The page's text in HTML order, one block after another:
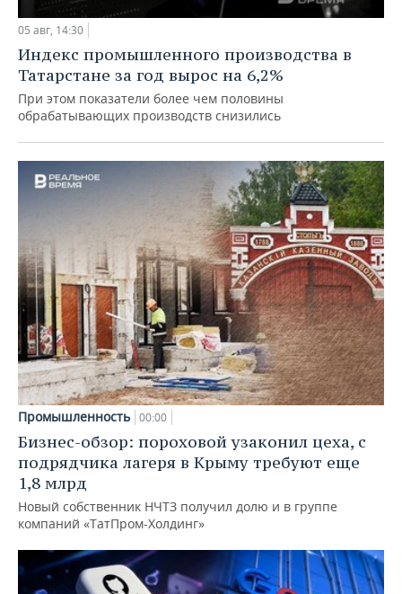
05 авг, 14:30
Индекс промышленного производства в
Татарстане за год вырос на 6,2%
При этом показатели более чем половины
обрабатывающих производств снизились
Промышленность 00:00
Бизнес-обзор: пороховой узаконил цеха, с
подрядчика лагеря в Крыму требуют еще
1,8 млрд
Новый собственник НЧТЗ получил долю и в группе
компаний «ТатПром-Холдинг»